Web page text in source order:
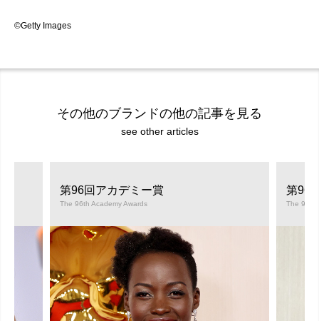
©Getty Images
その他のブランドの他の記事を見る
see other articles
第96回アカデミー賞
The 96th Academy Awards
第96
The 96th